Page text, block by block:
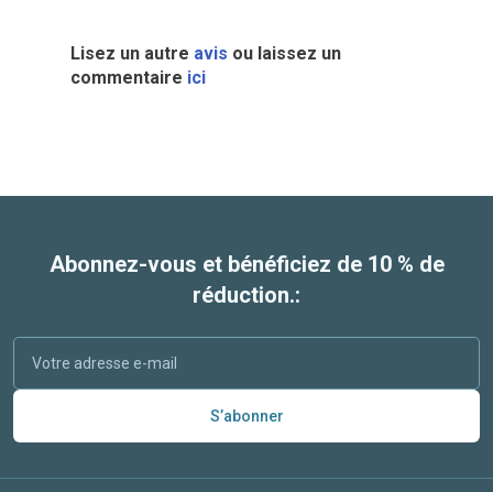
Lisez un autre avis ou laissez un
commentaire ici
Abonnez-vous et bénéficiez de 10 % de
réduction.:
S’abonner